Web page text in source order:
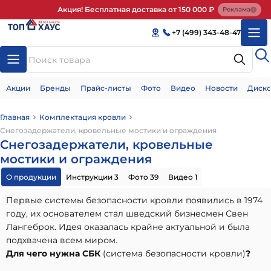
Акция! Бесплатная доставка от 150 000 ₽ Реклама
+7 (499) 343-48-47
Акции Бренды Прайс-листы Фото Видео Новости
Главная
Комплектация кровли
Снегозадержатели, кровельные мостики и ограждения
Снегозадержатели, кровельные
мостики и ограждения
О продукции Инструкции 3 Фото 39 Видео 1
Первые системы безопасности кровли появились в 1974
году, их основателем стал шведский бизнесмен Свен
Лангеброк. Идея оказалась крайне актуальной и была
подхвачена всем миром.
Для чего нужна СБК (система безопасности кровли)?